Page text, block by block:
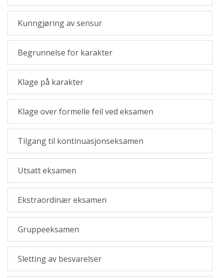
Kunngjøring av sensur
Begrunnelse for karakter
Klage på karakter
Klage over formelle feil ved eksamen
Tilgang til kontinuasjonseksamen
Utsatt eksamen
Ekstraordinær eksamen
Gruppeeksamen
Sletting av besvarelser